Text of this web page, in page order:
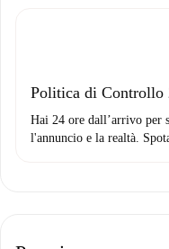
solo se non segnali
Politica di Controllo
Hai 24 ore dall’arrivo per
l'annuncio e la realtà.